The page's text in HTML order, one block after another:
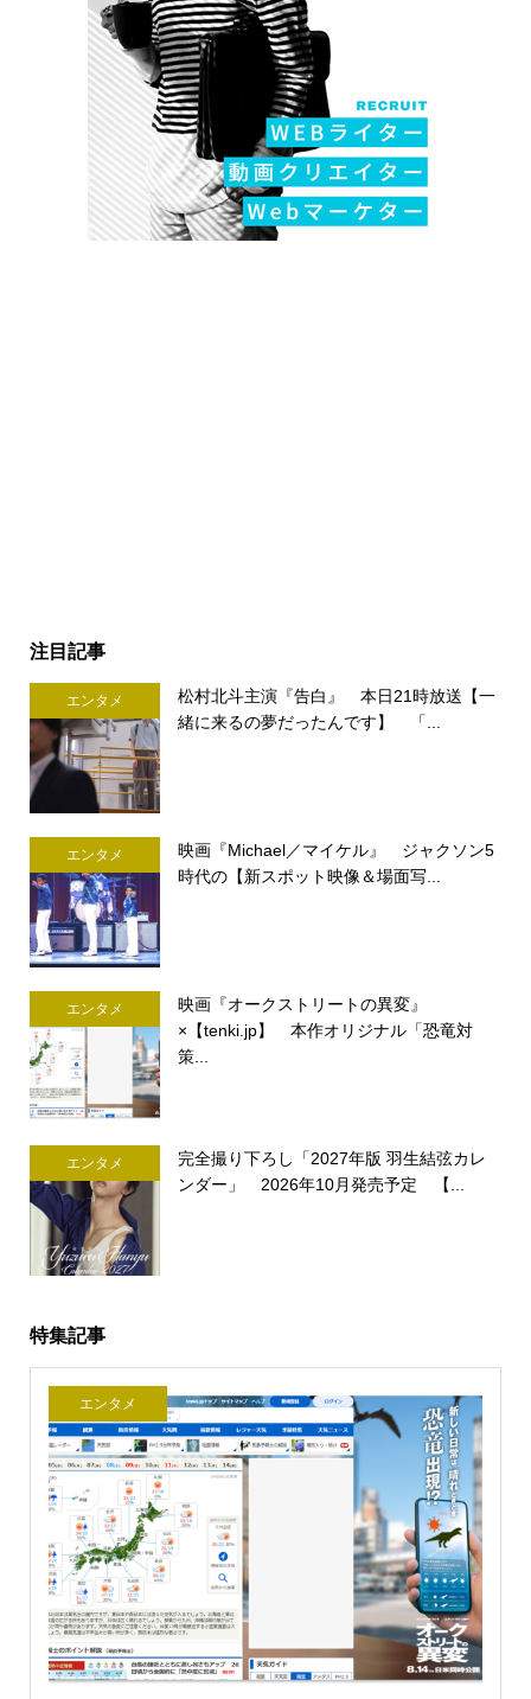
注目記事
エンタメ
松村北斗主演『告白』 本日21時放送【一
緒に来るの夢だったんです】 「...
エンタメ
映画『Michael／マイケル』 ジャクソン5
時代の【新スポット映像＆場面写...
エンタメ
映画『オークストリートの異変』
×【tenki.jp】 本作オリジナル「恐竜対
策...
エンタメ
完全撮り下ろし「2027年版 羽生結弦カレ
ンダー」 2026年10月発売予定 【...
特集記事
エンタメ